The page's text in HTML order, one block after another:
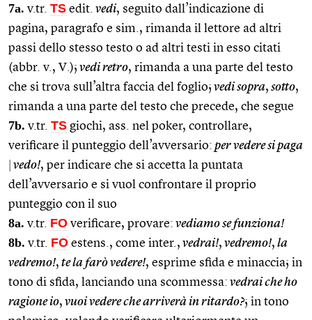
7a. v.tr. TS edit. vedi, seguito dall’indicazione di
pagina, paragrafo e sim., rimanda il lettore ad altri
passi dello stesso testo o ad altri testi in esso citati
(abbr. v., V.); vedi retro, rimanda a una parte del testo
che si trova sull’altra faccia del foglio; vedi sopra, sotto,
rimanda a una parte del testo che precede, che segue
7b. v.tr. TS giochi, ass. nel poker, controllare,
verificare il punteggio dell’avversario: per vedere si paga
vedo!, per indicare che si accetta la puntata
dell’avversario e si vuol confrontare il proprio
punteggio con il suo
8a. v.tr. FO verificare, provare: vediamo se funziona!
8b. v.tr. FO estens., come inter., vedrai!, vedremo!, la
vedremo!, te la farò vedere!, esprime sfida e minaccia; in
tono di sfida, lanciando una scommessa: vedrai che ho
ragione io, vuoi vedere che arriverà in ritardo?; in tono